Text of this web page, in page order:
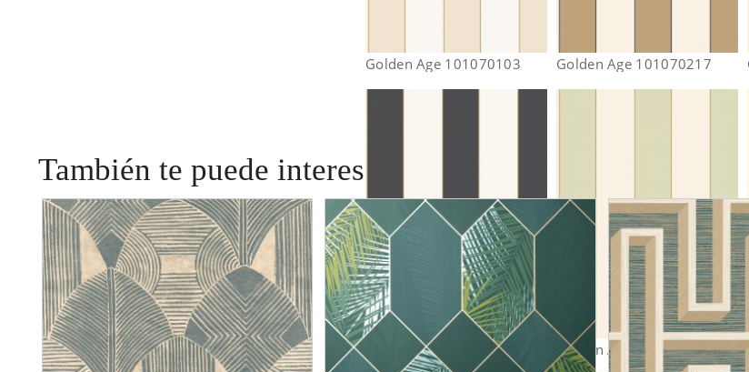
Golden Age 101070103 Golden Age 101070217
Golden Age 101072092 Golden Age 101077036
También te puede interesar